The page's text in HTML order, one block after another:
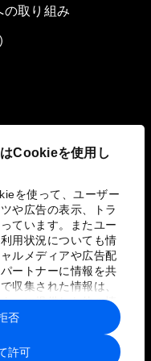
Cookieを使用し
を使って、ユーザー
や広告の表示、トラ
ています。またユー
用状況についても情
ルメディアや広告配
ートナーに情報を共
収集された情報は、
ーに提供した他の情
ービスを使用した際
み合わされ、各パー
れることがありま
許可
否
取り組み